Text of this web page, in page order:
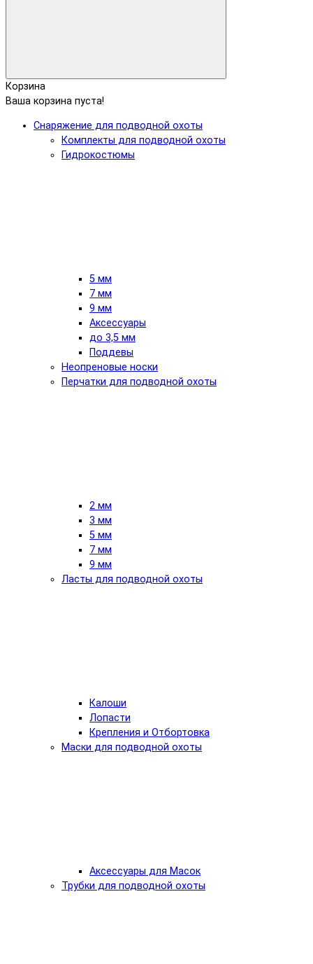
Корзина
Ваша корзина пуста!
Снаряжение для подводной охоты
Комплекты для подводной охоты
Гидрокостюмы
5 мм
7 мм
9 мм
Аксессуары
до 3,5 мм
Поддевы
Неопреновые носки
Перчатки для подводной охоты
2 мм
3 мм
5 мм
7 мм
9 мм
Ласты для подводной охоты
Калоши
Лопасти
Крепления и Отбортовка
Маски для подводной охоты
Аксессуары для Масок
Трубки для подводной охоты